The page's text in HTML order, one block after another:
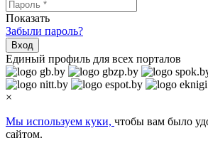
Показать
Забыли пароль?
Вход
Единый профиль для всех порталов
×
Мы используем куки, чтобы вам было
сайтом.